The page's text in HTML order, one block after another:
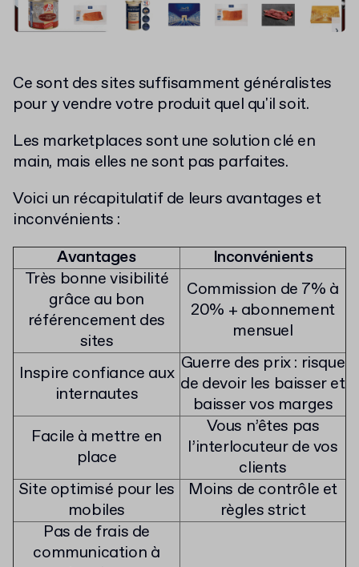
Ce sont des sites suffisamment généralistes
pour y vendre votre produit quel qu'il soit.
Les marketplaces sont une solution clé en
main, mais elles ne sont pas parfaites.
Voici un récapitulatif de leurs avantages et
inconvénients :
Avantages
Inconvénients
Très bonne visibilité
grâce au bon
référencement des
sites
Commission de 7% à
20% + abonnement
mensuel
Inspire confiance aux
internautes
Guerre des prix : risque
de devoir les baisser et
baisser vos marges
Facile à mettre en
place
Vous n’êtes pas
l’interlocuteur de vos
clients
Site optimisé pour les
mobiles
Moins de contrôle et
règles strict
Pas de frais de
communication à